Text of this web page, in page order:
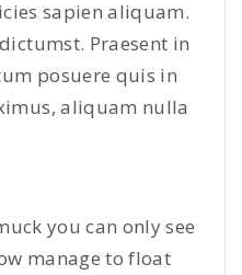
sapien aliquam.
Praesent in
posuere quis in
aliquam nulla
you can only see
manage to float